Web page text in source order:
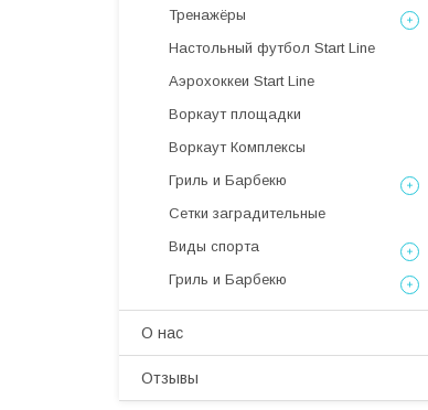
Тренажёры
Настольный футбол Start Line
Аэрохоккеи Start Line
Воркаут площадки
Воркаут Комплексы
Гриль и Барбекю
Сетки заградительные
Виды спорта
Гриль и Барбекю
О нас
Отзывы